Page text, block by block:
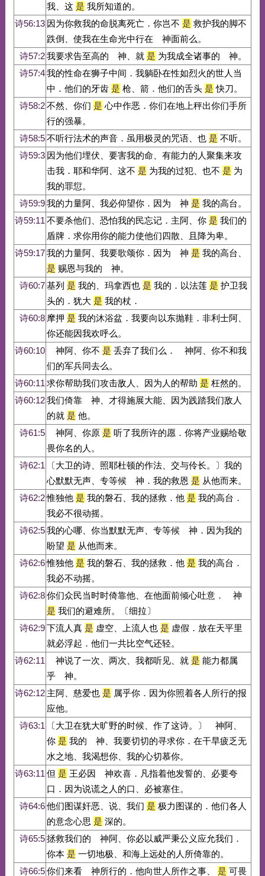
我、这 是 我所知道的。
诗56:13 因为你救我的命脱离死亡．你岂不 是 救护我的脚不
跌倒、使我在生命光中行在 神面前么。
诗57:2我要求告至高的 神、就 是 为我成全诸事的 神。
诗57:4我的性命在狮子中间．我躺卧在性如烈火的世人当
中．他们的牙齿 是 枪、箭．他们的舌头 是 快刀。
诗58:2不然、你们 是 心中作恶．你们在地上秤出你们手所
行的强暴。
诗58:5不听行法术的声音．虽用极灵的咒语、也 是 不听。
诗59:3 因为他们埋伏、要害我的命、有能力的人聚集来攻
击我．耶和华阿、这不 是 为我的过犯、也不 是 为
我的罪愆。
诗59:9我的力量阿、我必仰望你．因为 神 是 我的高台。
诗59:11 不要杀他们、恐怕我的民忘记．主阿、你 是 我们的
盾牌．求你用你的能力使他们四散、且降为卑。
诗59:17我的力量阿、我要歌颂你．因为 神 是 我的高台、
是 赐恩与我的 神。
诗60:7基列 是 我的、玛拿西也 是 我的．以法莲 是 护卫我
头的．犹大 是 我的杖．
诗60:8 摩押 是 我的沐浴盆．我要向以东抛鞋．非利士阿、
你还能因我欢呼么。
诗60:10
神阿、你不 是 丢弃了我们么． 神阿、你不和我
们的军兵同去么。
诗60:11 求你帮助我们攻击敌人、因为人的帮助 是 枉然的。
诗60:12我们倚靠 神、才得施展大能、因为践踏我们敌人
的就 是 他。
诗61:5
神阿、你原 是 听了我所许的愿．你将产业赐给敬
畏你名的人。
诗62:1
〔大卫的诗、照耶杜顿的作法、交与伶长。〕我的
心默默无声、专等候 神．我的救恩 是 从他而来。
诗62:2惟独他 是 我的磐石、我的拯救．他 是 我的高台．
我必不很动摇。
诗62:5我的心哪、你当默默无声、专等候 神．因为我的
盼望 是 从他而来。
诗62:6惟独他 是 我的磐石、我的拯救．他 是 我的高台．
我必不动摇。
诗62:8你们众民当时时倚靠他、在他面前倾心吐意． 神
是 我们的避难所。〔细拉〕
诗62:9下流人真 是 虚空、上流人也 是 虚假．放在天平里
就必浮起．他们一共比空气还轻。
诗62:11
神说了一次、两次、我都听见、就 是 能力都属
乎 神。
诗62:12 主阿、慈爱也 是 属乎你．因为你照着各人所行的报
应他。
诗63:1
〔大卫在犹大旷野的时候、作了这诗。〕 神阿、
你 是 我的 神、我要切切的寻求你．在干旱疲乏无
水之地、我渴想你、我的心切慕你。
诗63:11 但 是 王必因 神欢喜．凡指着他发誓的、必要夸
口．因为说谎之人的口、必被塞住。
诗64:6他们图谋奸恶、说、我们 是 极力图谋的．他们各人
的意念心思 是 深的。
诗65:5拯救我们的 神阿、你必以威严秉公义应允我们．
你本 是 一切地极、和海上远处的人所倚靠的。
诗66:5你们来看 神所行的．他向世人所作之事、 是 可畏